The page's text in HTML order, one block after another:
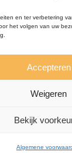
en ter verbetering
het volgen van uw
Accepteren
Weigeren
Bekijk
Algemene